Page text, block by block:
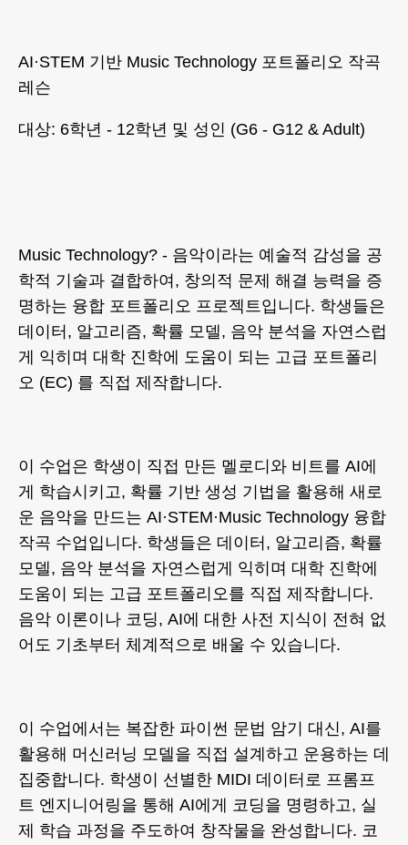
AI·STEM 기반 Music Technology 포트폴리오 작곡
레슨
대상: 6학년 - 12학년 및 성인 (G6 - G12 & Adult)
Music Technology? - 음악이라는 예술적 감성을 공
학적 기술과 결합하여, 창의적 문제 해결 능력을 증
명하는 융합 포트폴리오 프로젝트입니다. 학생들은
데이터, 알고리즘, 확률 모델, 음악 분석을 자연스럽
게 익히며 대학 진학에 도움이 되는 고급 포트폴리
오 (EC) 를 직접 제작합니다.
이 수업은 학생이 직접 만든 멜로디와 비트를 AI에
게 학습시키고, 확률 기반 생성 기법을 활용해 새로
운 음악을 만드는 AI·STEM·Music Technology 융합
작곡 수업입니다. 학생들은 데이터, 알고리즘, 확률
모델, 음악 분석을 자연스럽게 익히며 대학 진학에
도움이 되는 고급 포트폴리오를 직접 제작합니다.
음악 이론이나 코딩, AI에 대한 사전 지식이 전혀 없
어도 기초부터 체계적으로 배울 수 있습니다.
이 수업에서는 복잡한 파이썬 문법 암기 대신, AI를
활용해 머신러닝 모델을 직접 설계하고 운용하는 데
집중합니다. 학생이 선별한 MIDI 데이터로 프롬프
트 엔지니어링을 통해 AI에게 코딩을 명령하고, 실
제 학습 과정을 주도하여 창작물을 완성합니다. 코